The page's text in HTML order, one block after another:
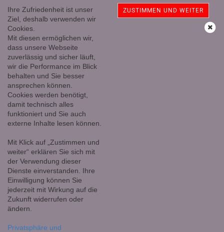
Ihre Zufriedenheit ist unser
Ziel, deshalb verwenden wir
Cookies.
Mit diesen ermöglichen wir,
dass unsere Webseite
zuverlässig und sicher läuft,
wir die Performance im Blick
behalten und Sie besser
ansprechen können.
Cookies werden benötigt,
damit technisch alles
funktioniert und Sie auch
externe Inhalte lesen können.
Mit Klick auf „Zustimmen und
weiter“ erklären Sie sich mit
der Verwendung dieser
Dienste einverstanden. Ihre
Einwilligung können Sie
jederzeit mit Wirkung auf die
Zukunft widerrufen oder
ändern.
Privatsphäre und
ZUSTIMMEN UND WEITER
Schwarzer Turmalin/Schörl Kristall auf Holzsockel Nr. 12